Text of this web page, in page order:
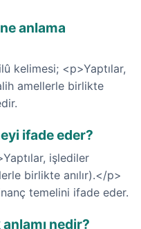
anlama
kelimesi; <p>Yaptılar,
amellerle birlikte
ifade eder?
işlediler
birlikte anılır).</p>
temelini ifade eder.
nedir?